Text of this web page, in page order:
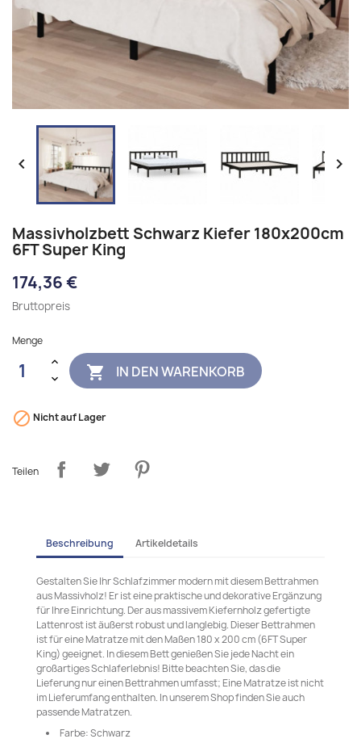
 
Massivholzbett Schwarz Kiefer 180x200cm
6FT Super King
174,36 €
Bruttopreis
Menge
 IN DEN WARENKORB
 Nicht auf Lager
Teilen
Beschreibung Artikeldetails
Gestalten Sie Ihr Schlafzimmer modern mit diesem Bettrahmen
aus Massivholz! Er ist eine praktische und dekorative Ergänzung
für Ihre Einrichtung. Der aus massivem Kiefernholz gefertigte
Lattenrost ist äußerst robust und langlebig. Dieser Bettrahmen
ist für eine Matratze mit den Maßen 180 x 200 cm (6FT Super
King) geeignet. In diesem Bett genießen Sie jede Nacht ein
großartiges Schlaferlebnis! Bitte beachten Sie, das die
Lieferung nur einen Bettrahmen umfasst; Eine Matratze ist nicht
im Lieferumfang enthalten. In unserem Shop finden Sie auch
passende Matratzen.
Farbe: Schwarz